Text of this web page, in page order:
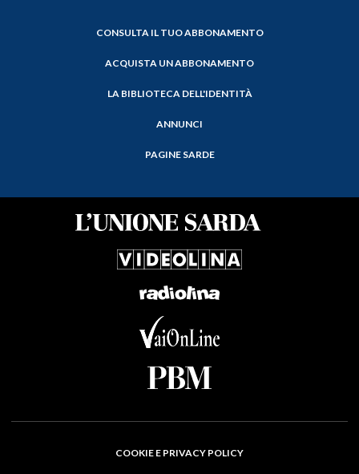
CONSULTA IL TUO ABBONAMENTO
ACQUISTA UN ABBONAMENTO
LA BIBLIOTECA DELL'IDENTITÀ
ANNUNCI
PAGINE SARDE
COOKIE E PRIVACY POLICY